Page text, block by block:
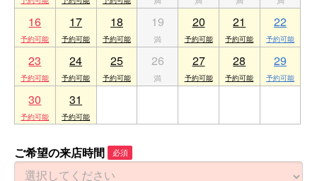
16 17 18 19 20 21 22
23 24 25 26 27 28 29
30 31
ご希望の来店時間 必須